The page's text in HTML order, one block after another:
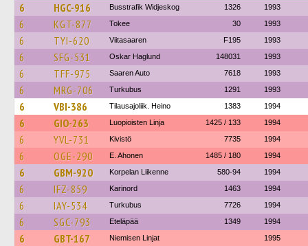
6 HGC-916 Busstrafik Widjeskog 1326 1993
6 KGT-877 Tokee 30 1993
6 TYI-620 Viitasaaren F195 1993
6 SFG-531 Oskar Haglund 148031 1993
6 TFF-975 Saaren Auto 7618 1993
6 MRG-706 Turkubus 1291 1993
6 VBI-386 Tilausajoliik. Heino 1383 1994
6 GIO-263 Luopioisten Linja 1425 / 133 1994
6 YVL-731 Kivistö 7735 1994
6 OGE-290 E. Ahonen 1485 / 180 1994
6 GBM-920 Korpelan Liikenne 580-94 1994
6 IFZ-859 Karinord 1463 1994
6 IAY-534 Turkubus 7726 1994
6 SGC-793 Eteläpää 1349 1994
6 GBT-167 Niemisen Linjat 1995